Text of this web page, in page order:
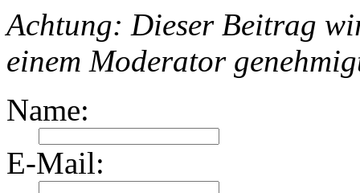
Achtung: Dieser Beitrag
einem Moderator
Name:
E-Mail: